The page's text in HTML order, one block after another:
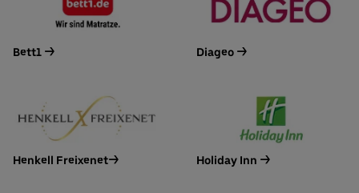
Bett1 -> Diageo ->
Henkell Freixenet-> Holiday Inn ->